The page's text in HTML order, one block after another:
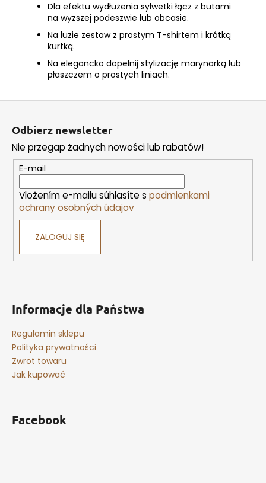
Dla efektu wydłużenia sylwetki łącz z butami
na wyższej podeszwie lub obcasie.
Na luzie zestaw z prostym T-shirtem i krótką
kurtką.
Na elegancko dopełnij stylizację marynarką lub
płaszczem o prostych liniach.
Odbierz newsletter
Nie przegap żadnych nowości lub rabatów!
E-mail
Vložením e-mailu súhlasíte s podmienkami
ochrany osobných údajov
ZALOGUJ SIĘ
Informacje dla Państwa
Regulamin sklepu
Polityka prywatności
Zwrot towaru
Jak kupować
Facebook